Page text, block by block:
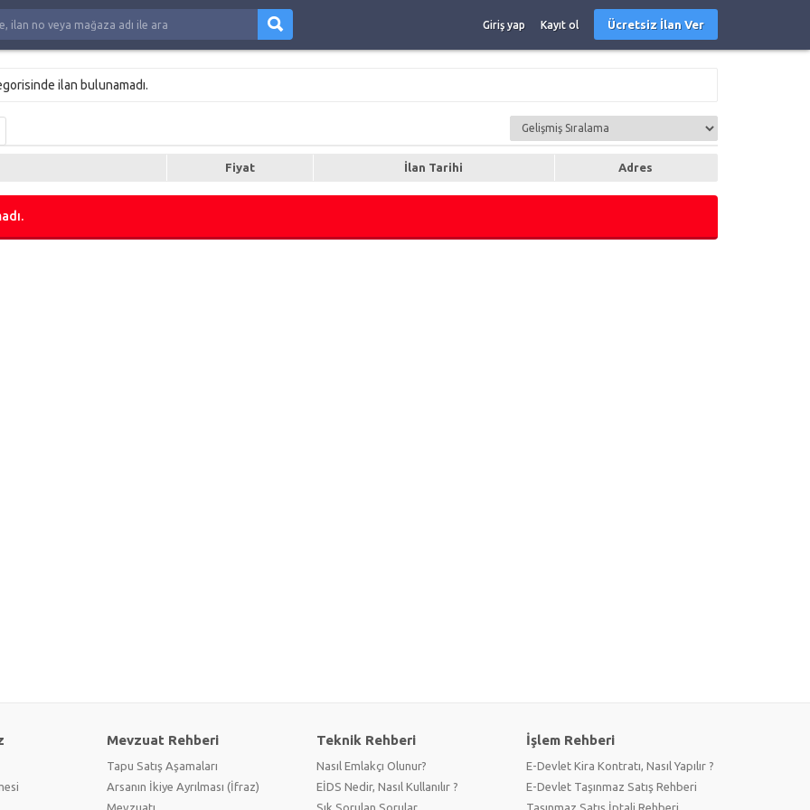
Giriş yap Kayıt ol Ücretsiz İlan Ver
ilan bulunamadı.
Fiyat İlan Tarihi Adres
Mevzuat Rehberi
Tapu Satış Aşamaları
Arsanın İkiye Ayrılması (İfraz)
Mevzuatı
Teknik Rehberi
Nasıl Emlakçı Olunur?
EİDS Nedir, Nasıl Kullanılır ?
Sık Sorulan Sorular
İşlem Rehberi
E-Devlet Kira Kontratı, Nasıl Yapılır ?
E-Devlet Taşınmaz Satış Rehberi
Taşınmaz Satış İptali Rehberi